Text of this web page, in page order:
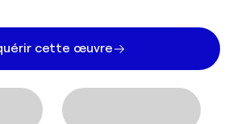
cette œuvre